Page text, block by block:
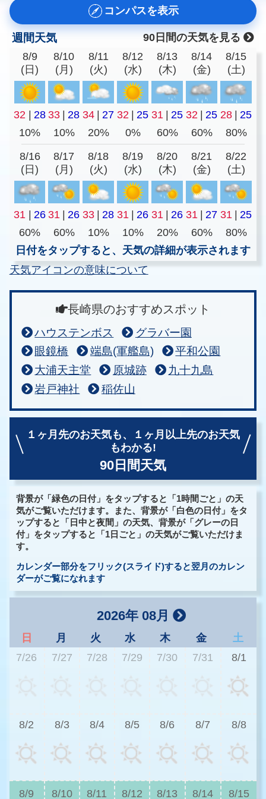
コンパスを表示
週間天気
90日間の天気を見る
8/9
(日)
8/10
(月)
8/11
(火)
8/12
(水)
8/13
(木)
8/14
(金)
8/15
(土)
32 | 28 33 | 28 34 | 27 32 | 25 31 | 25 32 | 25 28 | 25
10%
10% 20% 0% 60% 60% 80%
8/16
(日)
8/17
(月)
8/18
(火)
8/19
(水)
8/20
(木)
8/21
(金)
8/22
(土)
31 | 26 31 | 26 33 | 28 31 | 26 31 | 26 31 | 27 31 | 25
60%
60% 10% 10% 20% 60%
80%
日付をタップすると、天気の詳細が表示されます
天気アイコンの意味について
長崎県のおすすめスポット
ハウステンボス
グラバー園
眼鏡橋
端島(軍艦島)
平和公園
大浦天主堂
原城跡
九十九島
岩戸神社
稲佐山
１ヶ月先のお天気も、
１ヶ月以上先のお天気
もわかる!
90日間天気
背景が「緑色の日付」をタップすると「1時間ごと」の天
気がご覧いただけます。また、背景が「白色の日付」をタ
ップすると「日中と夜間」の天気、背景が「グレーの日
付」をタップすると「1日ごと」の天気がご覧いただけま
す。
カレンダー部分をフリック(スライド)すると翌月のカレン
ダーがご覧になれます
2026年 08月
日 月 火 水 木 金
土
7/26
7/27 7/28 7/29 7/30 7/31 8/1
8/2 8/3 8/4 8/5 8/6 8/7 8/8
8/9 8/10 8/11 8/12 8/13 8/14 8/15